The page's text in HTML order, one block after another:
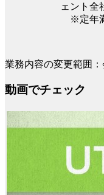
ェント全
※定年満
業務内容の変更範囲
動画でチェック